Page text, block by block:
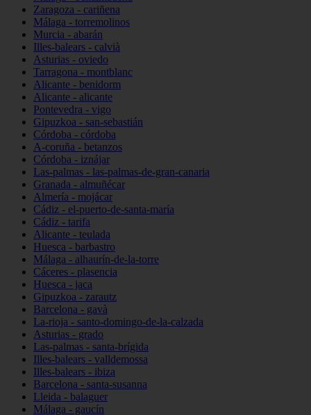
Zaragoza - cariñena
Málaga - torremolinos
Murcia - abarán
Illes-balears - calvià
Asturias - oviedo
Tarragona - montblanc
Alicante - benidorm
Alicante - alicante
Pontevedra - vigo
Gipuzkoa - san-sebastián
Córdoba - córdoba
A-coruña - betanzos
Córdoba - iznájar
Las-palmas - las-palmas-de-gran-canaria
Granada - almuñécar
Almería - mojácar
Cádiz - el-puerto-de-santa-maría
Cádiz - tarifa
Alicante - teulada
Huesca - barbastro
Málaga - alhaurín-de-la-torre
Cáceres - plasencia
Huesca - jaca
Gipuzkoa - zarautz
Barcelona - gavà
La-rioja - santo-domingo-de-la-calzada
Asturias - grado
Las-palmas - santa-brígida
Illes-balears - valldemossa
Illes-balears - ibiza
Barcelona - santa-susanna
Lleida - balaguer
Málaga - gaucín